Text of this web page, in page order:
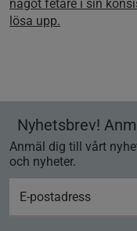
något fetare i sin
lösa upp.
Nyhetsbrev!
Anmäl dig till vårt
och nyheter.